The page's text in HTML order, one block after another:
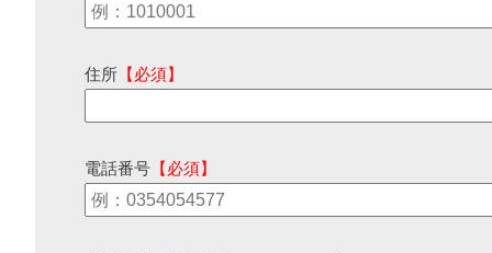
住所 【必須】
電話番号 【必須】